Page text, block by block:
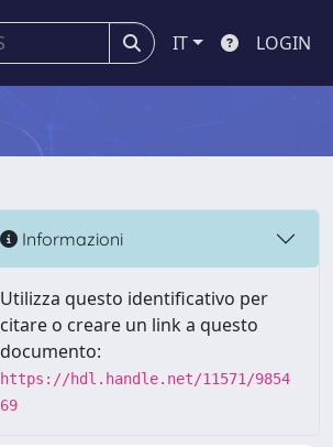
IT LOGIN
Informazioni
Utilizza questo identificativo per
citare o creare un link a questo
documento:
https://hdl.handle.net/11571/9854
69